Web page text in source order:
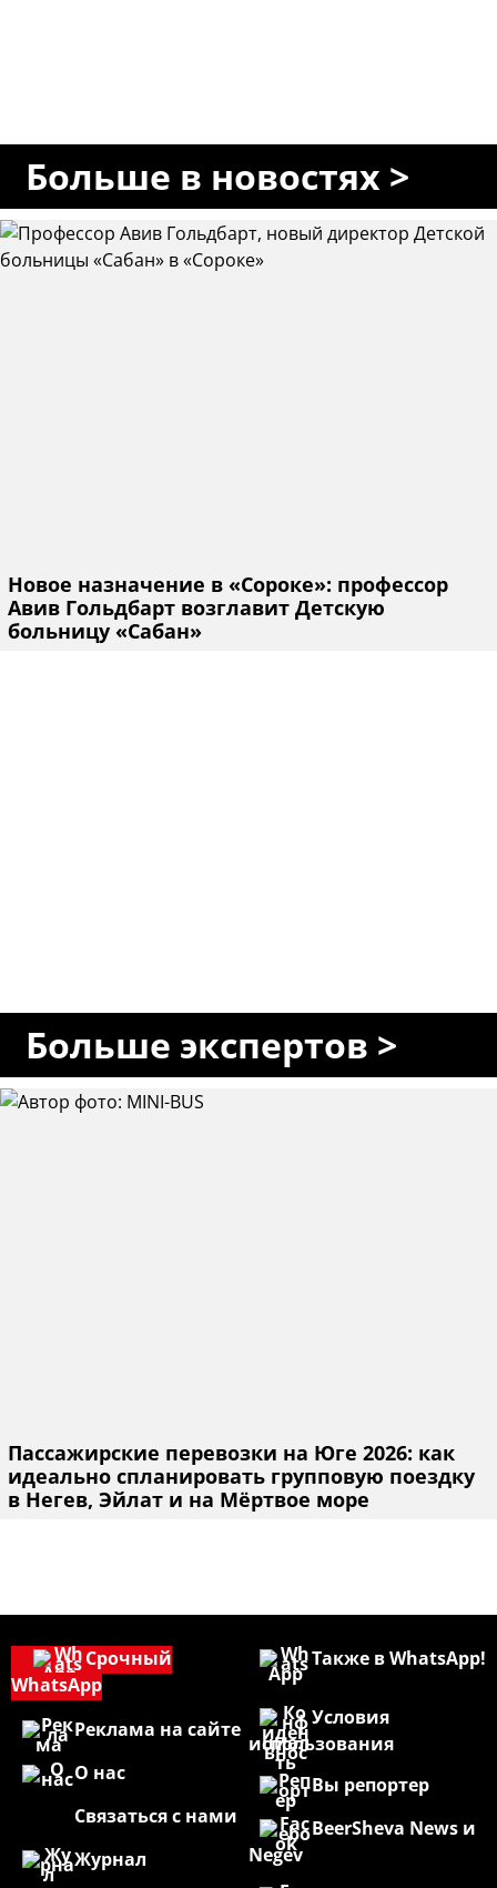
Больше в новостях >
Новое назначение в «Сороке»: профессор
Авив Гольдбарт возглавит Детскую
больницу «Сабан»
Больше экспертов >
Пассажирские перевозки на Юге 2026: как
идеально спланировать групповую поездку
в Негев, Эйлат и на Мёртвое море
Также в WhatsApp!
Условия
использования
Вы репортер
BeerSheva News и
Negev
Срочный
WhatsApp
Реклама на сайте
О нас
Связаться с нами
Журнал